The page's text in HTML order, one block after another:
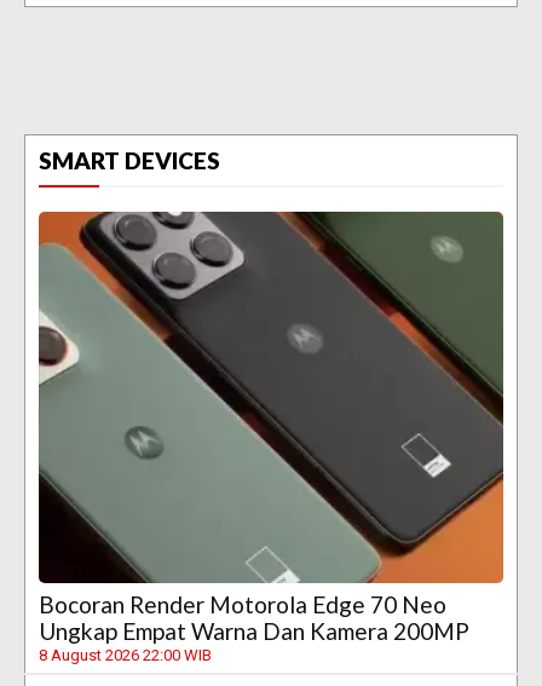
SMART DEVICES
Bocoran Render Motorola Edge 70 Neo
Ungkap Empat Warna Dan Kamera 200MP
8 August 2026 22:00 WIB